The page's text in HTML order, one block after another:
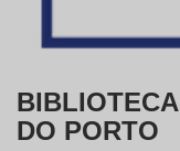
DO PORTO